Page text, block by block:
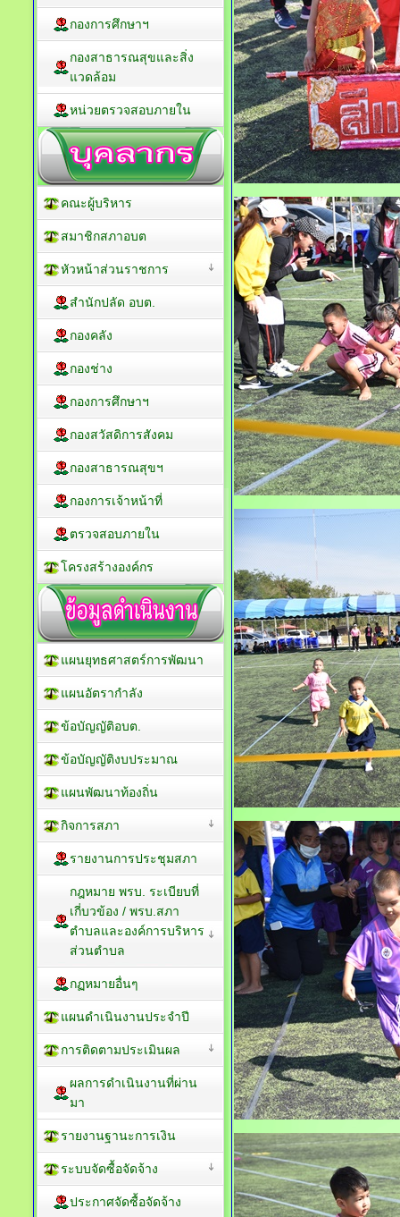
กองการศึกษาฯ
กองสาธารณสุขและสิ่ง
แวดล้อม
หน่วยตรวจสอบภายใน
คณะผู้บริหาร
สมาชิกสภาอบต
หัวหน้าส่วนราชการ
สำนักปลัด อบต.
กองคลัง
กองช่าง
กองการศึกษาฯ
กองสวัสดิการสังคม
กองสาธารณสุขฯ
กองการเจ้าหน้าที่
ตรวจสอบภายใน
โครงสร้างองค์กร
แผนยุทธศาสตร์การพัฒนา
แผนอัตรากำลัง
ข้อบัญญัติอบต.
ข้อบัญญัติงบประมาณ
แผนพัฒนาท้องถิ่น
กิจการสภา
รายงานการประชุมสภา
กฎหมาย พรบ. ระเบียบที่
เกี่บวข้อง / พรบ.สภา
ตำบลและองค์การบริหาร
ส่วนตำบล
กฏหมายอื่นๆ
แผนดำเนินงานประจำปี
การติดตามประเมินผล
ผลการดำเนินงานที่ผ่าน
มา
รายงานฐานะการเงิน
ระบบจัดซื้อจัดจ้าง
ประกาศจัดซื้อจัดจ้าง